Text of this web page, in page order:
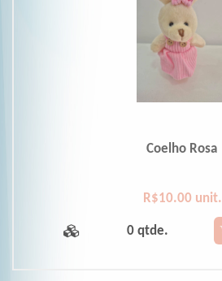
Coelho Rosa
R$10.00 unit.
0 qtde.